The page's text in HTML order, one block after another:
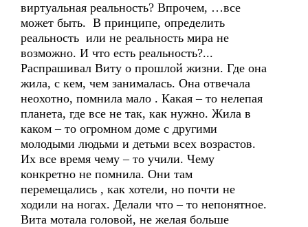
виртуальная реальность? Впрочем, …все
может быть. В принципе, определить
реальность или не реальность мира не
возможно. И что есть реальность?...
Распрашивал Виту о прошлой жизни. Где она
жила, с кем, чем занималась. Она отвечала
неохотно, помнила мало . Какая – то нелепая
планета, где все не так, как нужно. Жила в
каком – то огромном доме с другими
молодыми людьми и детьми всех возрастов.
Их все время чему – то учили. Чему
конкретно не помнила. Они там
перемещались , как хотели, но почти не
ходили на ногах. Делали что – то непонятное.
Вита мотала головой, не желая больше